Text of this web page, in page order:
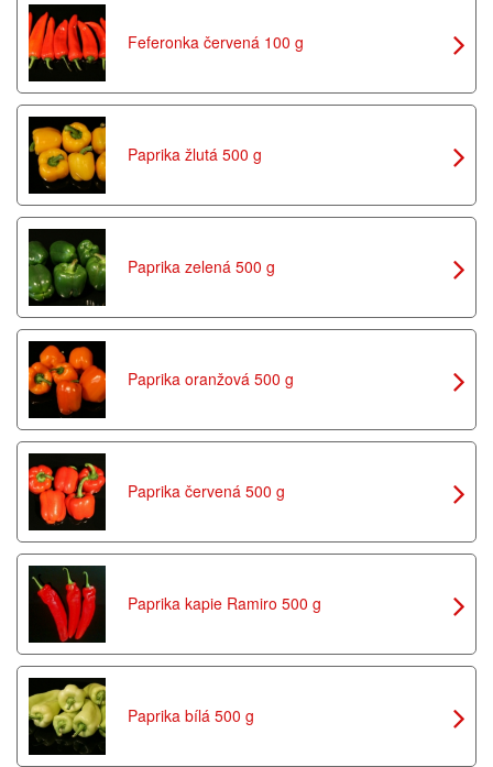
Feferonka červená 100 g
Paprika žlutá 500 g
Paprika zelená 500 g
Paprika oranžová 500 g
Paprika červená 500 g
Paprika kapie Ramiro 500 g
Paprika bílá 500 g